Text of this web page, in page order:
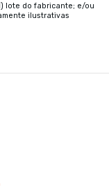
lote do fabricante; e/ou
ilustrativas